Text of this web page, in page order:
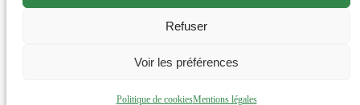
Refuser
Voir les préférences
Politique de cookiesMentions légales
Éditions et productions
Offrir un cadeau